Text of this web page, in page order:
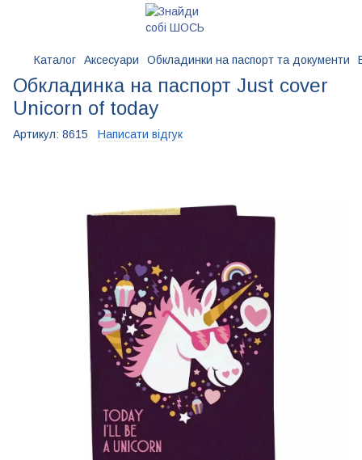
Каталог Аксесуари Обкладинки на паспорт та документи
Обкладинка на паспорт Just cover
Unicorn of today
Артикул: 8615 Написати відгук